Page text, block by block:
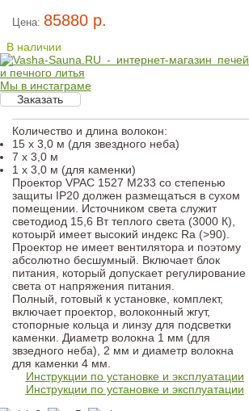
Цена: 85880 р.
В наличии
Мы в инстаграме
Количество и длина волокон:
15 x 3,0 м (для звездного неба)
7 x 3,0 м
1 x 3,0 м (для каменки)
Проектор VPAC 1527 M233 со степенью
защиты IP20 должен размещаться в сухом
помещении. Источником света служит
светодиод 15,6 Вт теплого света (3000 К),
котоырй имеет высокий индекс Ra (>90).
Проектор не имеет вентилятора и поэтому
абсолютно бесшумный. Включает блок
питания, который допускает регулирование
света от напряжения питания.
Полный, готовый к установке, комплект,
включает проектор, волоконный жгут,
стопорные кольца и линзу для подсветки
каменки. Диаметр волокна 1 мм (для
звзедного неба), 2 мм и диаметр волокна
для каменки 4 мм.
Инструкции по установке и эксплуатации
Инструкции по установке и эксплуатации